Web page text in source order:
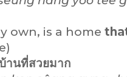
own, is a home
านที่สวยมาก